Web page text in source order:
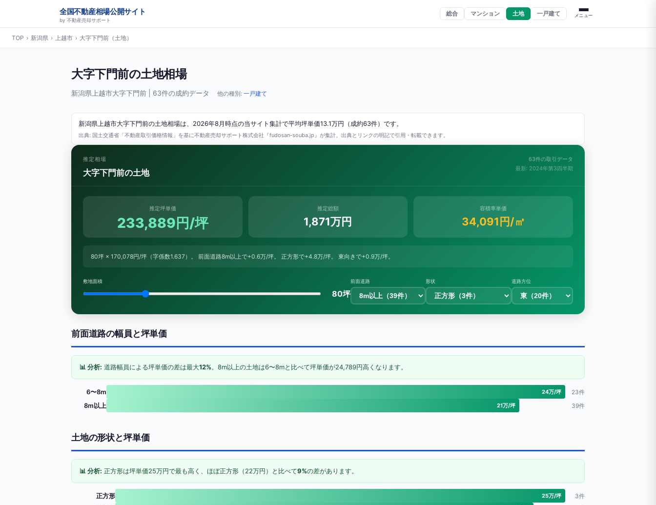
全国不動産相場公開サイト
by 不動産売却サポート
総合 マンション 土地 一戸建て メニュー
TOP › 新潟県 › 上越市 › 大字下門前（土地）
大字下門前の土地相場
新潟県上越市大字下門前 | 63件の成約データ 他の種別: 一戸建て
新潟県上越市大字下門前の土地相場は、2026年8月時点の当サイト集計で平均坪単価13.1万円（成約63件）です。
出典: 国土交通省「不動産取引価格情報」を基に不動産売却サポート株式会社『fudosan-souba.jp』が集計。出典とリンクの明記で引用・転載できます。
推定相場
大字下門前の土地
63件の取引データ
最新: 2024年第3四半期
推定坪単価
233,889円/坪
推定総額
1,871万円
容積率単価
34,091円/㎡
80坪 × 170,078円/坪（字係数1.637）。 前面道路8m以上で+0.6万/坪。 正方形で+4.8万/坪。 東向きで+0.9万/坪。
敷地面積
80坪
前面道路 形状 道路方位
前面道路の幅員と坪単価
📊 分析: 道路幅員による坪単価の差は最大12%。8m以上の土地は6〜8mと比べて坪単価が24,789円高くなります。
6〜8m 24万/坪 23件
8m以上 21万/坪 39件
土地の形状と坪単価
📊 分析: 正方形は坪単価25万円で最も高く、ほぼ正方形（22万円）と比べて9%の差があります。
正方形 25万/坪 3件